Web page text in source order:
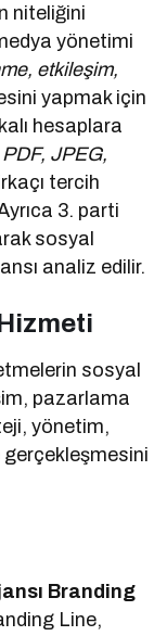
niteliğini
yönetimi
etkileşim,
yapmak için
hesaplara
JPEG,
tercih
3. parti
sosyal
analiz edilir.
sosyal
pazarlama
yönetim,
Branding
Line,